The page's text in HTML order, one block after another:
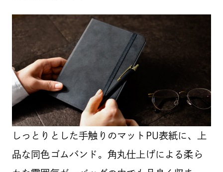
しっとりとした手触りのマットPU表紙に、上
品な同色ゴムバンド。角丸仕上げによる柔ら